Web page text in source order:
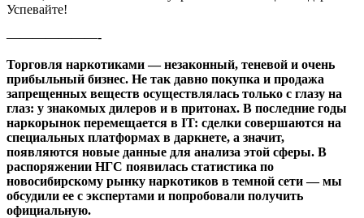
Успевайте!
———————-
Торговля наркотиками — незаконный, теневой и очень
прибыльный бизнес. Не так давно покупка и продажа
запрещенных веществ осуществлялась только с глазу на
глаз: у знакомых дилеров и в притонах. В последние годы
наркорынок перемещается в IT: сделки совершаются на
специальных платформах в даркнете, а значит,
появляются новые данные для анализа этой сферы. В
распоряжении НГС появилась статистика по
новосибирскому рынку наркотиков в темной сети — мы
обсудили ее с экспертами и попробовали получить
официальную.